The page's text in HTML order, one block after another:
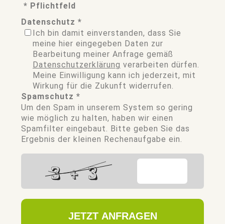
TEL. RUFNUMMER
FIRMA
LAND
* Pflichtfeld
Datenschutz *
Ich bin damit einverstanden, dass Sie
meine hier eingegeben Daten zur
Bearbeitung meiner Anfrage gemäß
Datenschutzerklärung verarbeiten dürfen.
Meine Einwilligung kann ich jederzeit, mit
Wirkung für die Zukunft widerrufen.
Spamschutz *
Um den Spam in unserem System so gering
wie möglich zu halten, haben wir einen
Spamfilter eingebaut. Bitte geben Sie das
Ergebnis der kleinen Rechenaufgabe ein.
JETZT ANFRAGEN